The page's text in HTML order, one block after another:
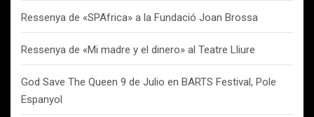
Ressenya de «SPAfrica» a la Fundació Joan Brossa
Ressenya de «Mi madre y el dinero» al Teatre Lliure
God Save The Queen 9 de Julio en BARTS Festival, Pole
Espanyol